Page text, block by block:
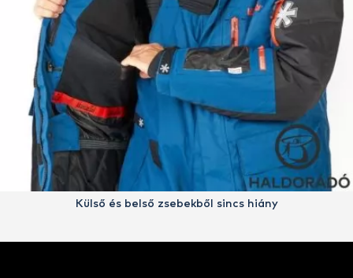
Külső és belső zsebekből sincs hiány